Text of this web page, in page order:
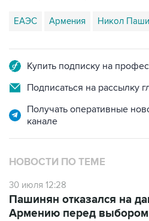
ЕАЭС Армения Никол
Купить подписку на
Подписаться на рассылку
Получать оперативные
канале
НОВОСТИ ПО ТЕМЕ
30 июля 12:28
Пашинян отказался на
Армению перед